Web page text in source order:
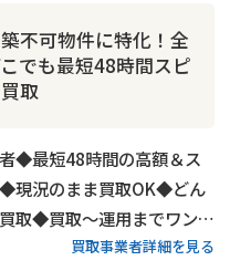
不可物件に特化！全
でも最短48時間スピ
取
◆最短48時間の高額＆ス
現況のまま買取OK◆どん
取◆買取〜運用までワンス
ームから24時間受付
買取事業者詳細を見る